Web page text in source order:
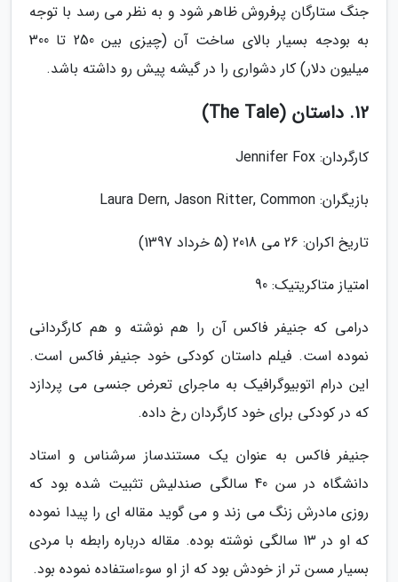
جنگ ستارگان پرفروش ظاهر شود و به نظر می رسد با توجه
به بودجه بسیار بالای ساخت آن (چیزی بین 250 تا 300
میلیون دلار) کار دشواری را در گیشه پیش رو داشته باشد.
12. داستان (The Tale)
کارگردان: Jennifer Fox
بازیگران: Laura Dern, Jason Ritter, Common
تاریخ اکران: 26 می 2018 (5 خرداد 1397)
امتیاز متاکریتیک: 90
درامی که جنیفر فاکس آن را هم نوشته و هم کارگردانی
نموده است. فیلم داستان کودکی خود جنیفر فاکس است.
این درام اتوبیوگرافیک به ماجرای تعرض جنسی می پردازد
که در کودکی برای خود کارگردان رخ داده.
جنیفر فاکس به عنوان یک مستندساز سرشناس و استاد
دانشگاه در سن 40 سالگی صندلیش تثبیت شده بود که
روزی مادرش زنگ می زند و می گوید مقاله ای را پیدا نموده
که او در 13 سالگی نوشته بوده. مقاله درباره رابطه با مردی
بسیار مسن تر از خودش بود که از او سوءاستفاده نموده بود.